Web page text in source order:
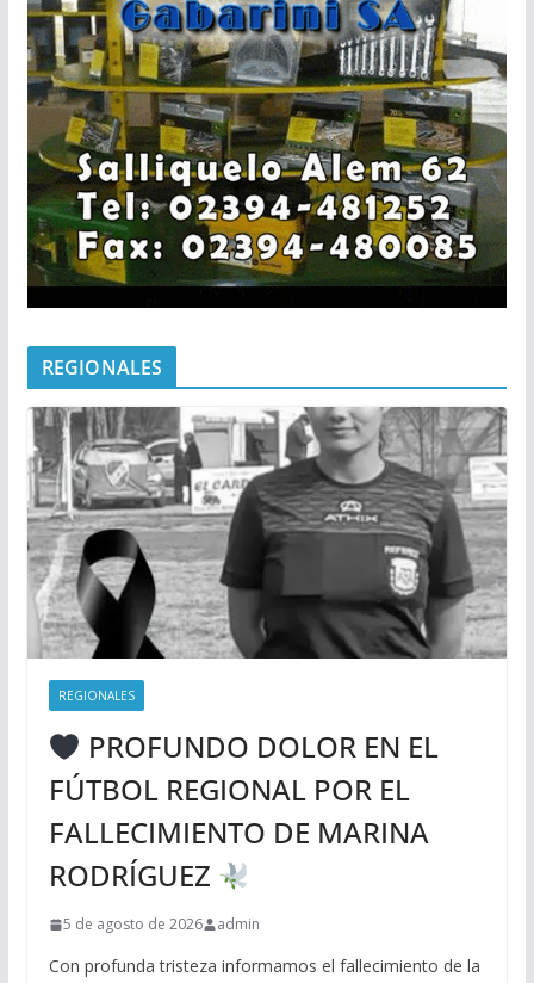
REGIONALES
REGIONALES
PROFUNDO DOLOR EN EL
FÚTBOL REGIONAL POR EL
FALLECIMIENTO DE MARINA
RODRÍGUEZ
5 de agosto de 2026 admin
Con profunda tristeza informamos el fallecimiento de la